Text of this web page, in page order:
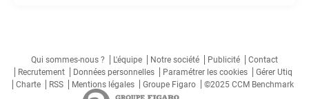
Qui sommes-nous ? L'équipe Notre société Publicité
Contact
Recrutement
Données personnelles Paramétrer les cookies
Gérer Utiq
Charte
RSS Mentions légales Groupe Figaro ©2025 CCM Benchmark